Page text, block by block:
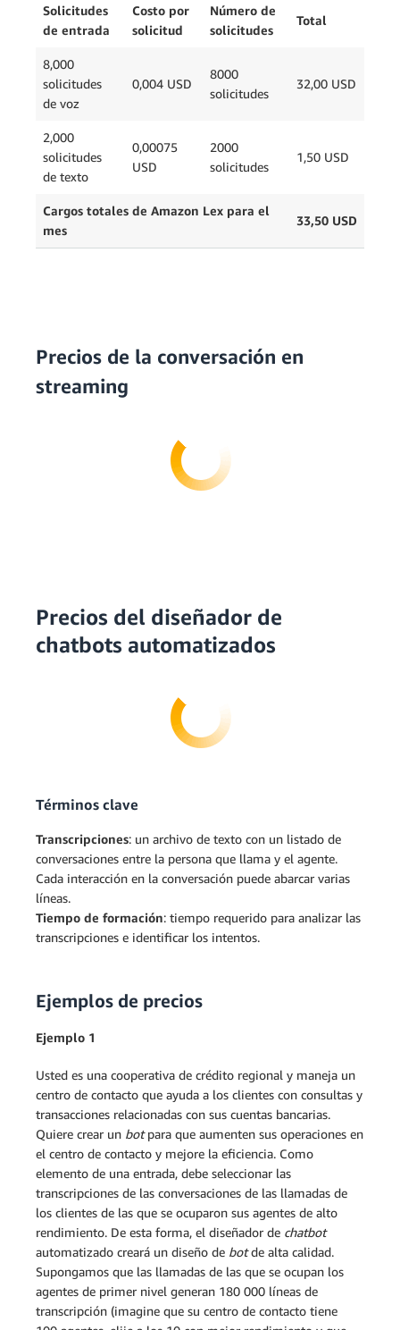
Solicitudes
de entrada
Costo por
solicitud
Número de
solicitudes
Total
8,000
solicitudes
de voz
0,004 USD
8000
solicitudes
32,00 USD
2,000
solicitudes
de texto
0,00075
USD
2000
solicitudes
1,50 USD
Cargos totales de Amazon Lex para el
mes
33,50 USD
Precios de la conversación en
streaming
Precios del diseñador de
chatbots automatizados
Términos clave
Transcripciones: un archivo de texto con un listado de
conversaciones entre la persona que llama y el agente.
Cada interacción en la conversación puede abarcar varias
líneas.
Tiempo de formación: tiempo requerido para analizar las
transcripciones e identificar los intentos.
Ejemplos de precios
Ejemplo 1
Usted es una cooperativa de crédito regional y maneja un
centro de contacto que ayuda a los clientes con consultas y
transacciones relacionadas con sus cuentas bancarias.
Quiere crear un botpara que aumenten sus operaciones en
el centro de contacto y mejore la eficiencia. Como
elemento de una entrada, debe seleccionar las
transcripciones de las conversaciones de las llamadas de
los clientes de las que se ocuparon sus agentes de alto
rendimiento. De esta forma, el diseñador de chatbot
automatizado creará un diseño de botde alta calidad.
Supongamos que las llamadas de las que se ocupan los
agentes de primer nivel generan 180 000 líneas de
transcripción (imagine que su centro de contacto tiene